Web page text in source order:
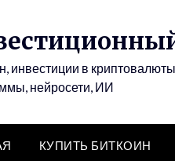
инвестиции в
нейросети, ИИ
КУПИТЬ БИТКОИН